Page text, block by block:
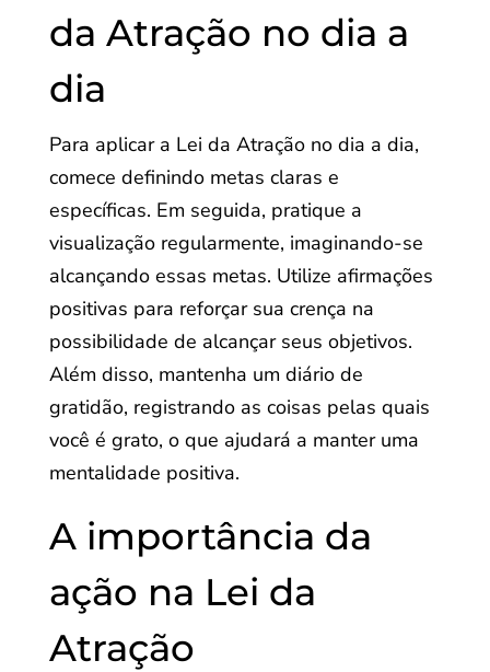
da Atração no dia a
dia
Para aplicar a Lei da Atração no dia a dia,
comece definindo metas claras e
específicas. Em seguida, pratique a
visualização regularmente, imaginando-se
alcançando essas metas. Utilize afirmações
positivas para reforçar sua crença na
possibilidade de alcançar seus objetivos.
Além disso, mantenha um diário de
gratidão, registrando as coisas pelas quais
você é grato, o que ajudará a manter uma
mentalidade positiva.
A importância da
ação na Lei da
Atração